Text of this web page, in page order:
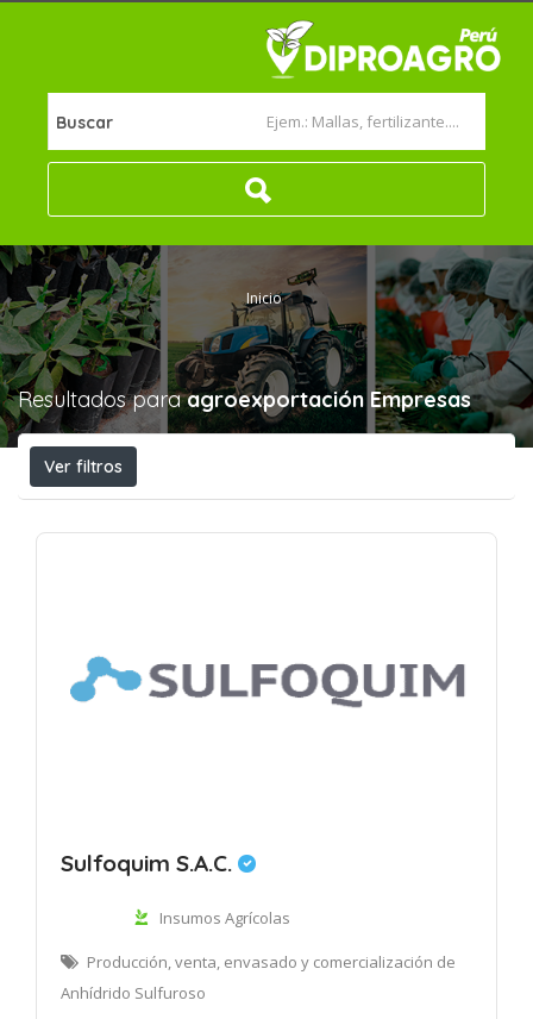
Buscar
Inicio
Resultados paraagroexportación Empresas
Ver filtros
Sulfoquim S.A.C.
Insumos Agrícolas
Producción, venta, envasado y comercialización de
Anhídrido Sulfuroso